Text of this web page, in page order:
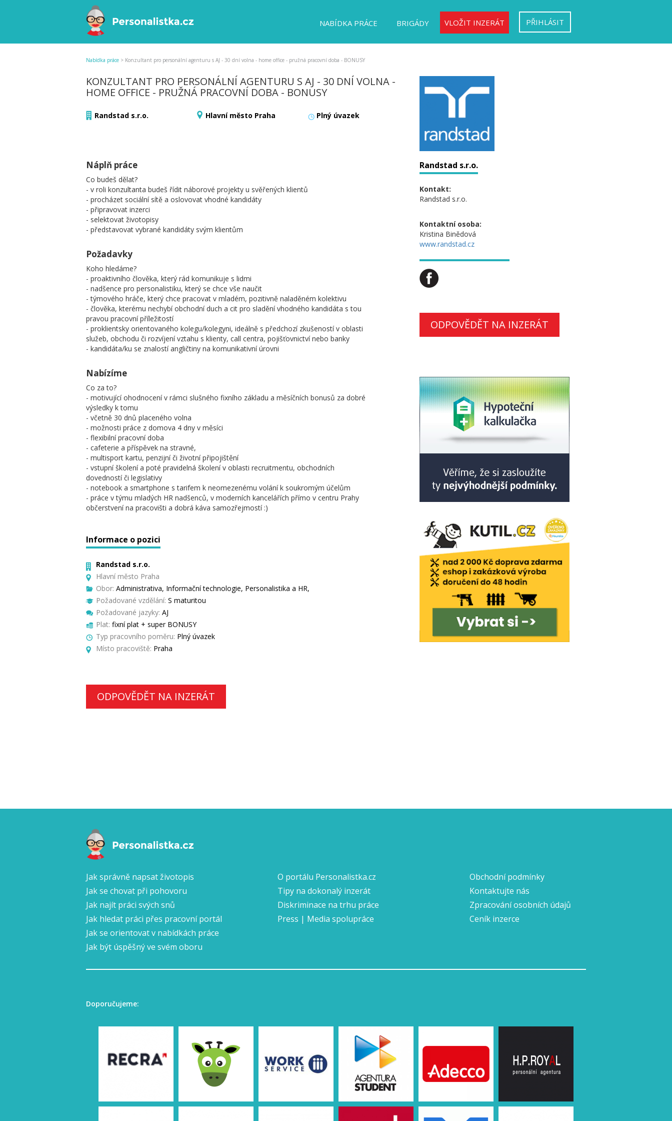
NABÍDKA PRÁCE BRIGÁDY VLOŽIT INZERÁT PŘIHLÁSIT
Nabídka práce > Konzultant pro personální agenturu s AJ - 30 dní volna - home office - pružná pracovní doba - BONUSY
KONZULTANT PRO PERSONÁLNÍ AGENTURU S AJ - 30 DNÍ VOLNA -
HOME OFFICE - PRUŽNÁ PRACOVNÍ DOBA - BONUSY
Randstad s.r.o. Hlavní město Praha Plný úvazek
Náplň práce
Co budeš dělat?
- v roli konzultanta budeš řídit náborové projekty u svěřených klientů
- procházet sociální sítě a oslovovat vhodné kandidáty
- připravovat inzerci
- selektovat životopisy
- představovat vybrané kandidáty svým klientům
Požadavky
Koho hledáme?
- proaktivního člověka, který rád komunikuje s lidmi
- nadšence pro personalistiku, který se chce vše naučit
- týmového hráče, který chce pracovat v mladém, pozitivně naladěném kolektivu
- člověka, kterému nechybí obchodní duch a cit pro sladění vhodného kandidáta s tou
pravou pracovní příležitostí
- proklientsky orientovaného kolegu/kolegyni, ideálně s předchozí zkušeností v oblasti
služeb, obchodu či rozvíjení vztahu s klienty, call centra, pojišťovnictví nebo banky
- kandidáta/ku se znalostí angličtiny na komunikativní úrovni
Nabízíme
Co za to?
- motivující ohodnocení v rámci slušného fixního základu a měsíčních bonusů za dobré
výsledky k tomu
- včetně 30 dnů placeného volna
- možnosti práce z domova 4 dny v měsíci
- flexibilní pracovní doba
- cafeterie a příspěvek na stravné,
- multisport kartu, penzijní či životní připojištění
- vstupní školení a poté pravidelná školení v oblasti recruitmentu, obchodních
dovedností či legislativy
- notebook a smartphone s tarifem k neomezenému volání k soukromým účelům
- práce v týmu mladých HR nadšenců, v moderních kancelářích přímo v centru Prahy
občerstvení na pracovišti a dobrá káva samozřejmostí :)
Informace o pozici
Randstad s.r.o.
Hlavní město Praha
Obor: Administrativa, Informační technologie, Personalistika a HR,
Požadované vzdělání: S maturitou
Požadované jazyky: AJ
Plat: fixní plat + super BONUSY
Typ pracovního poměru: Plný úvazek
Místo pracoviště: Praha
ODPOVĚDĚT NA INZERÁT
Randstad s.r.o.
Kontakt:
Randstad s.r.o.
Kontaktní osoba:
Kristina Binědová
www.randstad.cz
ODPOVĚDĚT NA INZERÁT
Jak správně napsat životopis
Jak se chovat při pohovoru
Jak najít práci svých snů
Jak hledat práci přes pracovní portál
Jak se orientovat v nabídkách práce
Jak být úspěšný ve svém oboru
O portálu Personalistka.cz
Tipy na dokonalý inzerát
Diskriminace na trhu práce
Press | Media spolupráce
Obchodní podmínky
Kontaktujte nás
Zpracování osobních údajů
Ceník inzerce
Doporučujeme: